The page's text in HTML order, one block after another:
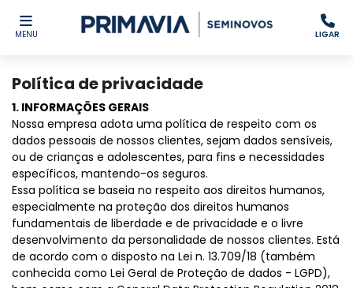
MENU LIGAR
Política de privacidade
1. INFORMAÇÕES GERAIS
Nossa empresa adota uma política de respeito com os
dados pessoais de nossos clientes, sejam dados sensíveis,
ou de crianças e adolescentes, para fins e necessidades
específicos, mantendo-os seguros.
Essa política se baseia no respeito aos direitos humanos,
especialmente na proteção dos direitos humanos
fundamentais de liberdade e de privacidade e o livre
desenvolvimento da personalidade de nossos clientes. Está
de acordo com o disposto na Lei n. 13.709/18 (também
conhecida como Lei Geral de Proteção de dados - LGPD),